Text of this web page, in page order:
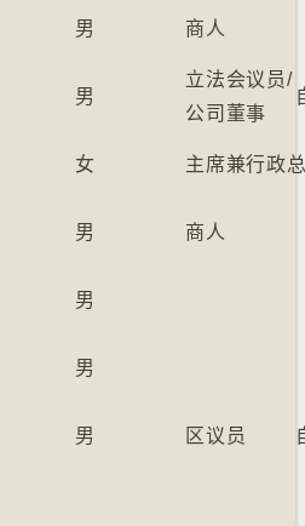
男 商人
男
立法会议员/
公司董事
女 主席兼行政
男 商人
男
男
男 区议员